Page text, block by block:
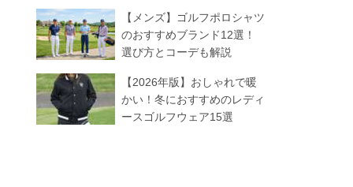
【メンズ】ゴルフポロシャツ
のおすすめブランド12選！
選び方とコーデも解説
【2026年版】おしゃれで暖
かい！冬におすすめのレディ
ースゴルフウェア15選